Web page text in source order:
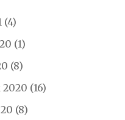
(4)
(1)
(8)
(16)
(8)